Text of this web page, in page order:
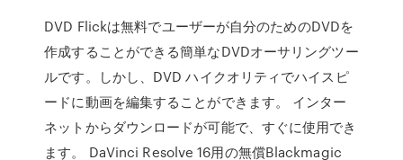
DVD Flickは無料でユーザーが自分のためのDVDを
作成することができる簡単なDVDオーサリングツー
ルです。しかし、DVD ハイクオリティでハイスピ
ードに動画を編集することができます。 インター
ネットからダウンロードが可能で、すぐに使用でき
ます。 DaVinci Resolve 16用の無償Blackmagic